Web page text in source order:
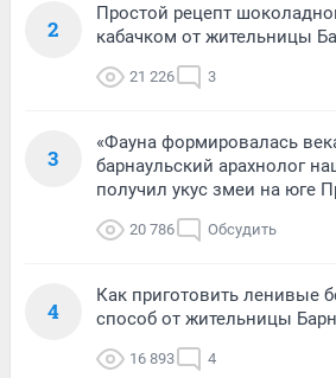
2
Простой рецепт
кабачком от жительницы
21 226 3
3
«Фауна формировалась
барнаульский арахнолог
получил укус змеи на юге
20 786 Обсудить
4
Как приготовить ленивые
способ от жительницы
16 893 4